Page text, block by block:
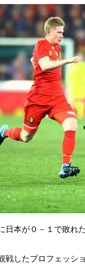
日本が０－１で敗
戦したプロフェッシ